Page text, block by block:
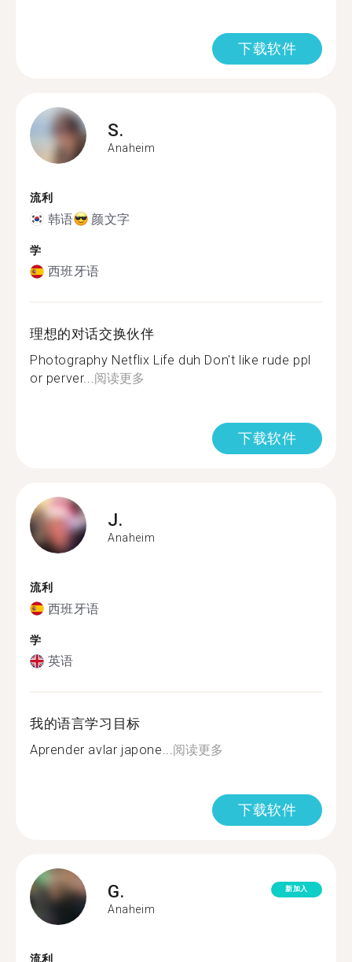
下载软件
S.
Anaheim
流利
韩语 颜文字
学
西班牙语
理想的对话交换伙伴
Photography Netflix Life duh Don't like rude ppl
or perver...阅读更多
下载软件
J.
Anaheim
流利
西班牙语
学
英语
我的语言学习目标
Aprender avlar japone...阅读更多
下载软件
G.
Anaheim
新加入
流利